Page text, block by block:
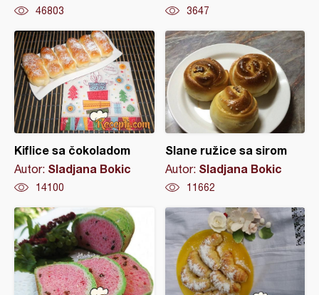
46803 3647
Kiflice sa čokoladom
Autor: Sladjana Bokic
14100
Slane ružice sa sirom
Autor: Sladjana Bokic
11662